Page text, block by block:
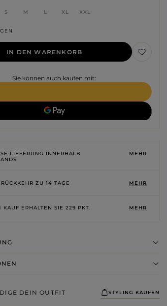
S M L XL XXL
IN DEN WARENKORB
Sie können auch kaufen mit:
LIEFERUNG INNERHALB
MEHR
ZU 14 TAGE MEHR
KAUF ERHALTEN SIE 229 PKT. MEHR
DEIN OUTFIT STYLING KAUFEN